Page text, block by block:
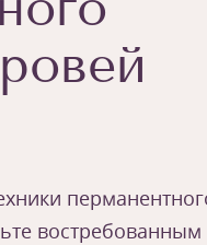
востребованным